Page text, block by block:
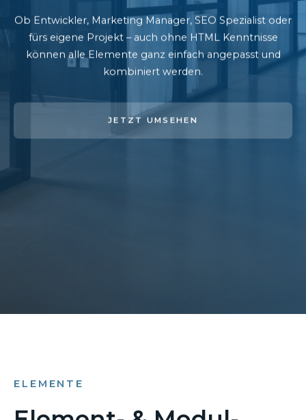
Ob Entwickler, Marketing Manager, SEO Spezialist oder
fürs eigene Projekt – auch ohne HTML Kenntnisse
können alle Elemente ganz einfach angepasst und
kombiniert werden.
JETZT UMSEHEN
ELEMENTE